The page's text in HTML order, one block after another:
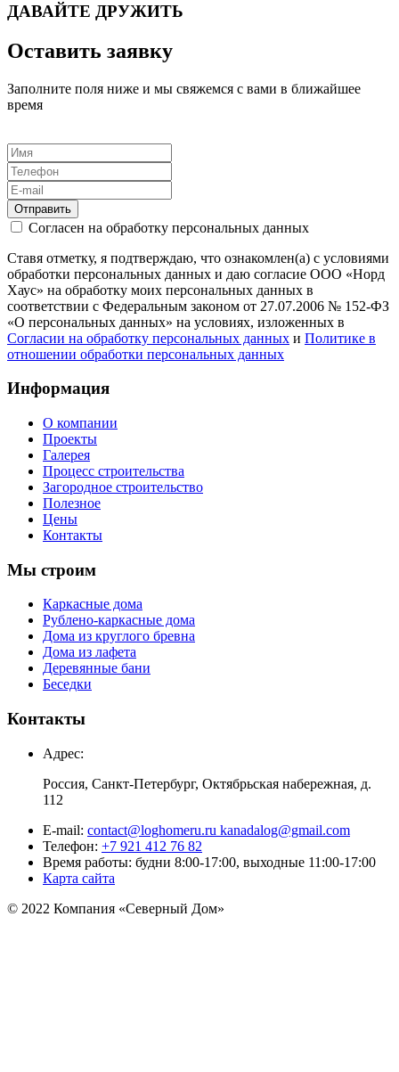
ДАВАЙТЕ ДРУЖИТЬ
Оставить заявку
Заполните поля ниже и мы свяжемся с вами в ближайшее
время
Отправить
Согласен на обработку персональных данных
Ставя отметку, я подтверждаю, что ознакомлен(а) с условиями
обработки персональных данных и даю согласие ООО «Норд
Хаус» на обработку моих персональных данных в
соответствии с Федеральным законом от 27.07.2006 № 152-ФЗ
«О персональных данных» на условиях, изложенных в
Согласии на обработку персональных данных и Политике в
отношении обработки персональных данных
Информация
О компании
Проекты
Галерея
Процесс строительства
Загородное строительство
Полезное
Цены
Контакты
Мы строим
Каркасные дома
Рублено-каркасные дома
Дома из круглого бревна
Дома из лафета
Деревянные бани
Беседки
Контакты
Адрес:
Россия, Санкт-Петербург, Октябрьская набережная, д.
112
E-mail: contact@loghomeru.ru kanadalog@gmail.com
Телефон: +7 921 412 76 82
Время работы: будни 8:00-17:00, выходные 11:00-17:00
Карта сайта
© 2022 Компания «Северный Дом»